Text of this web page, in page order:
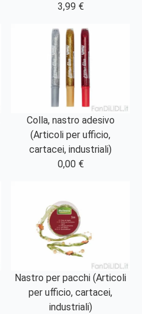
3,99 €
Colla, nastro adesivo
(Articoli per ufficio,
cartacei, industriali)
0,00 €
Nastro per pacchi (Articoli
per ufficio, cartacei,
industriali)